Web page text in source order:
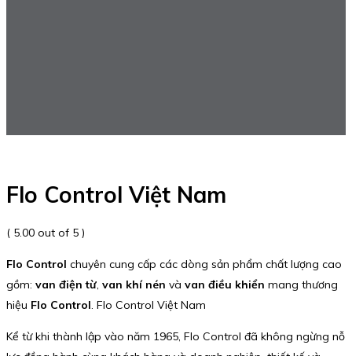
Flo Control Việt Nam
( 5.00 out of 5 )
Flo Control chuyên cung cấp các dòng sản phẩm chất lượng cao
gồm: van điện từ van khí nén và van điều khiển mang thương
hiệu Flo Control . Flo Control Việt Nam
Kể từ khi thành lập vào năm 1965, Flo Control đã không ngừng nỗ